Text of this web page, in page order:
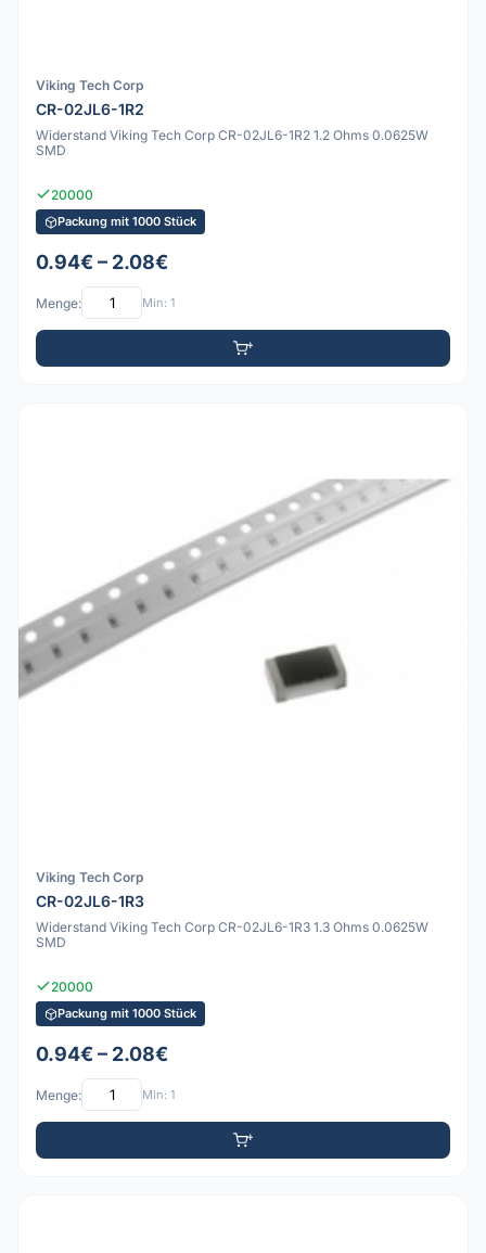
Viking Tech Corp
CR-02JL6-1R2
Widerstand Viking Tech Corp CR-02JL6-1R2 1.2 Ohms 0.0625W
SMD
20000
Packung mit 1000 Stück
0.94€ – 2.08€
Menge: Min: 1
Viking Tech Corp
CR-02JL6-1R3
Widerstand Viking Tech Corp CR-02JL6-1R3 1.3 Ohms 0.0625W
SMD
20000
Packung mit 1000 Stück
0.94€ – 2.08€
Menge: Min: 1